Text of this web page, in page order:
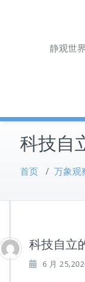
静观世
科技自
首页 / 万象观
科技自立
6 月